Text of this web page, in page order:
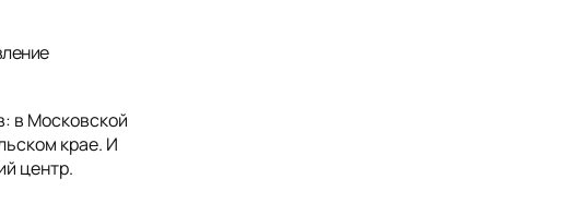
в Московской
крае. И
центр.